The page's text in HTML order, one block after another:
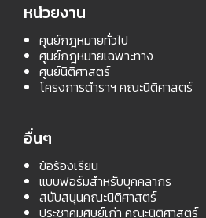
หน่วยงาน
ศูนย์กฎหมายทั่วไป
ศูนย์กฎหมายเฉพาะทาง
ศูนย์นิติศาสตร์
โครงการตำราฯ คณะนิติศาสตร์
อื่นๆ
ข้อร้องเรียน
แบบฟอร์มสำหรับบุคคลากร
สนับสนุนคณะนิติศาสตร์
ประชาคมศิษย์เก่า คณะนิติศาสตร์